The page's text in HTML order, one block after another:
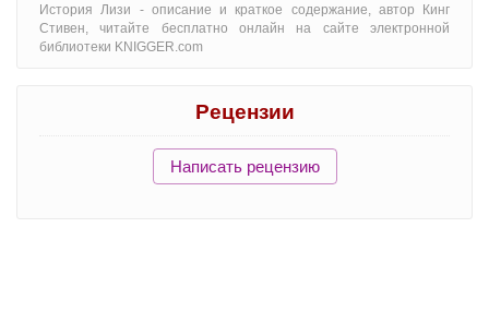
История Лизи - oписание и краткое содержание, автор Кинг
Стивен, читайте бесплатно онлайн на сайте электронной
библиотеки KNIGGER.com
Рецензии
Написать рецензию